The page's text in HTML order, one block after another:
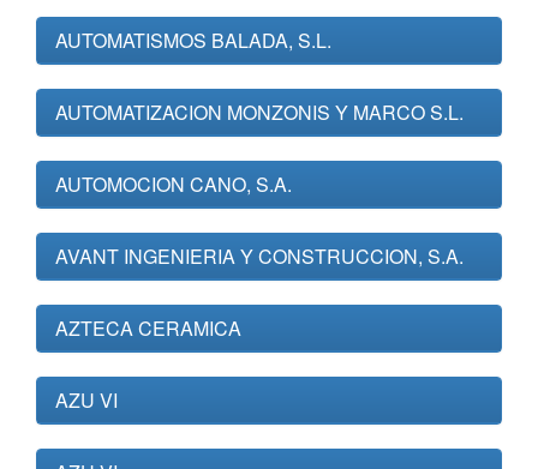
AUTOMATISMOS BALADA, S.L.
AUTOMATIZACION MONZONIS Y MARCO S.L.
AUTOMOCION CANO, S.A.
AVANT INGENIERIA Y CONSTRUCCION, S.A.
AZTECA CERAMICA
AZU VI